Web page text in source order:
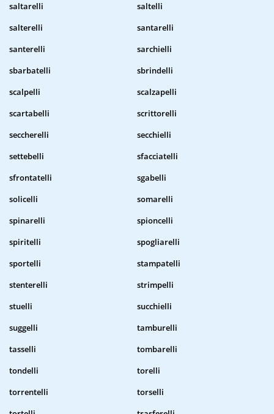
saltarelli
saltelli
salterelli
santarelli
santerelli
sarchielli
sbarbatelli
sbrindelli
scalpelli
scalzapelli
scartabelli
scrittorelli
seccherelli
secchielli
settebelli
sfacciatelli
sfrontatelli
sgabelli
solicelli
somarelli
spinarelli
spioncelli
spiritelli
spogliarelli
sportelli
stampatelli
stenterelli
strimpelli
stuelli
succhielli
suggelli
tamburelli
tasselli
tombarelli
tondelli
torelli
torrentelli
torselli